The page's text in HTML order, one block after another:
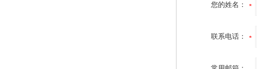
您的姓名：
联系电话：